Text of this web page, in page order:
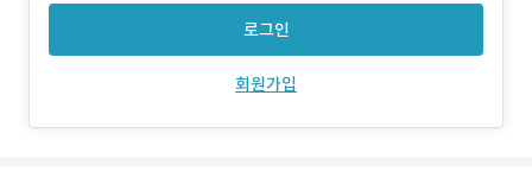
참여 방법, 주요 콘텐츠 등을 체계적으로
로그인
회원가입